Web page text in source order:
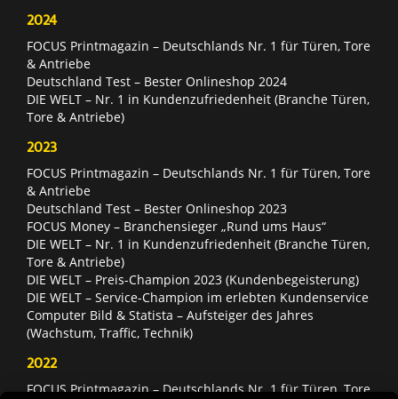
2024
FOCUS Printmagazin – Deutschlands Nr. 1 für Türen, Tore
& Antriebe
Deutschland Test – Bester Onlineshop 2024
DIE WELT – Nr. 1 in Kundenzufriedenheit (Branche Türen,
Tore & Antriebe)
2023
FOCUS Printmagazin – Deutschlands Nr. 1 für Türen, Tore
& Antriebe
Deutschland Test – Bester Onlineshop 2023
FOCUS Money – Branchensieger „Rund ums Haus“
DIE WELT – Nr. 1 in Kundenzufriedenheit (Branche Türen,
Tore & Antriebe)
DIE WELT – Preis-Champion 2023 (Kundenbegeisterung)
DIE WELT – Service-Champion im erlebten Kundenservice
Computer Bild & Statista – Aufsteiger des Jahres
(Wachstum, Traffic, Technik)
2022
FOCUS Printmagazin – Deutschlands Nr. 1 für Türen, Tore